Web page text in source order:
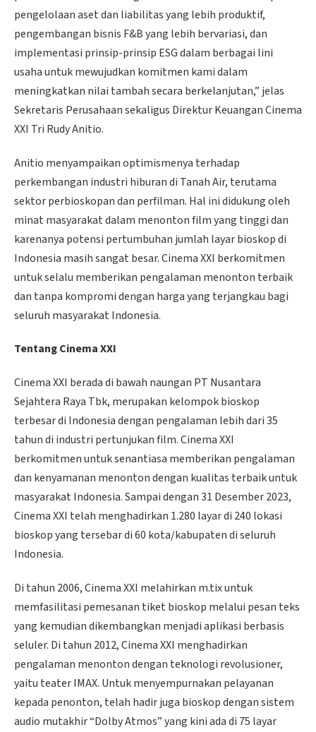
pengelolaan aset dan liabilitas yang lebih produktif,
pengembangan bisnis F&B yang lebih bervariasi, dan
implementasi prinsip-prinsip ESG dalam berbagai lini
usaha untuk mewujudkan komitmen kami dalam
meningkatkan nilai tambah secara berkelanjutan,” jelas
Sekretaris Perusahaan sekaligus Direktur Keuangan Cinema
XXI Tri Rudy Anitio.
Anitio menyampaikan optimismenya terhadap
perkembangan industri hiburan di Tanah Air, terutama
sektor perbioskopan dan perfilman. Hal ini didukung oleh
minat masyarakat dalam menonton film yang tinggi dan
karenanya potensi pertumbuhan jumlah layar bioskop di
Indonesia masih sangat besar. Cinema XXI berkomitmen
untuk selalu memberikan pengalaman menonton terbaik
dan tanpa kompromi dengan harga yang terjangkau bagi
seluruh masyarakat Indonesia.
Tentang Cinema XXI
Cinema XXI berada di bawah naungan PT Nusantara
Sejahtera Raya Tbk, merupakan kelompok bioskop
terbesar di Indonesia dengan pengalaman lebih dari 35
tahun di industri pertunjukan film. Cinema XXI
berkomitmen untuk senantiasa memberikan pengalaman
dan kenyamanan menonton dengan kualitas terbaik untuk
masyarakat Indonesia. Sampai dengan 31 Desember 2023,
Cinema XXI telah menghadirkan 1.280 layar di 240 lokasi
bioskop yang tersebar di 60 kota/kabupaten di seluruh
Indonesia.
Di tahun 2006, Cinema XXI melahirkan m.tix untuk
memfasilitasi pemesanan tiket bioskop melalui pesan teks
yang kemudian dikembangkan menjadi aplikasi berbasis
seluler. Di tahun 2012, Cinema XXI menghadirkan
pengalaman menonton dengan teknologi revolusioner,
yaitu teater IMAX. Untuk menyempurnakan pelayanan
kepada penonton, telah hadir juga bioskop dengan sistem
audio mutakhir “Dolby Atmos” yang kini ada di 75 layar